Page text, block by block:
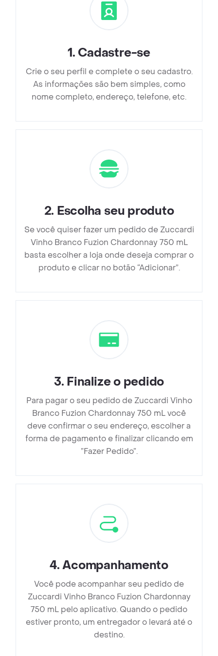
1. Cadastre-se
Crie o seu perfil e complete o seu cadastro.
As informações são bem simples, como
nome completo, endereço, telefone, etc.
2. Escolha seu produto
Se você quiser fazer um pedido de Zuccardi
Vinho Branco Fuzion Chardonnay 750 mL
basta escolher a loja onde deseja comprar o
produto e clicar no botão “Adicionar”.
3. Finalize o pedido
Para pagar o seu pedido de Zuccardi Vinho
Branco Fuzion Chardonnay 750 mL você
deve confirmar o seu endereço, escolher a
forma de pagamento e finalizar clicando em
”Fazer Pedido”.
4.Acompanhamento
Você pode acompanhar seu pedido de
Zuccardi Vinho Branco Fuzion Chardonnay
750 mL pelo aplicativo. Quando o pedido
estiver pronto, um entregador o levará até o
destino.